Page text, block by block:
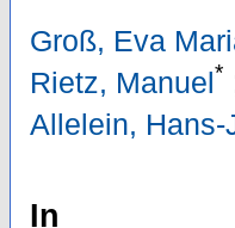
Groß, Eva
Rietz, Manuel*
Allelein, Hans-
In